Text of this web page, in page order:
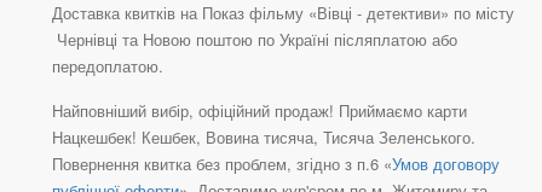
Доставка квитків на Показ фільму «Вівці - детективи» по місту
Чернівці та Новою поштою по Україні післяплатою або
передоплатою.
Найповніший вибір, офіційний продаж! Приймаємо карти
Нацкешбек! Кешбек, Вовина тисяча, Тисяча Зеленського.
Повернення квитка без проблем, згідно з п.6 «Умов договору